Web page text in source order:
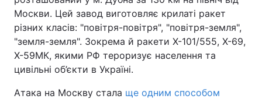
Москви. Цей завод виготовляє крилаті ракет
різних класів: "повітря-повітря", "повітря-земля",
"земля-земля". Зокрема й ракети Х-101/555, Х-69,
Х-59МК, якими РФ тероризує населення та
цивільні об’єкти в Україні.
Атака на Москву стала ще одним способом